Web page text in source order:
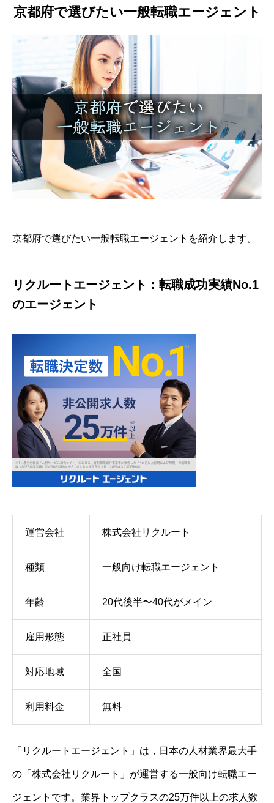
京都府で選びたい一般転職エージェント
京都府で選びたい一般転職エージェントを紹介します。
リクルートエージェント：転職成功実績No.1
のエージェント
運営会社 株式会社リクルート
種類 一般向け転職エージェント
年齢 20代後半〜40代がメイン
雇用形態 正社員
対応地域 全国
利用料金 無料
「リクルートエージェント」は，日本の人材業界最大手
の「株式会社リクルート」が運営する一般向け転職エー
ジェントです。業界トップクラスの25万件以上の求人数